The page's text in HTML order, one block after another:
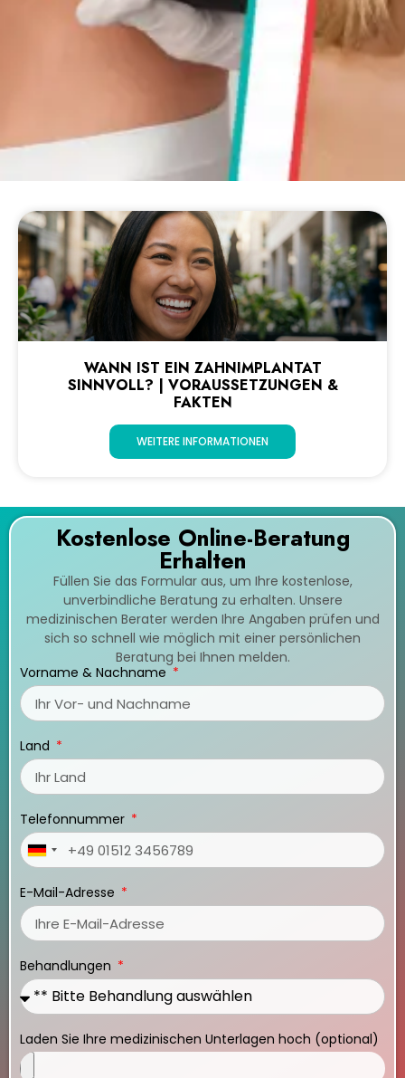
WANN IST EIN ZAHNIMPLANTAT
SINNVOLL? | VORAUSSETZUNGEN &
FAKTEN
WEITERE INFORMATIONEN
Kostenlose Online-Beratung
Erhalten
Füllen Sie das Formular aus, um Ihre kostenlose,
unverbindliche Beratung zu erhalten. Unsere
medizinischen Berater werden Ihre Angaben prüfen und
sich so schnell wie möglich mit einer persönlichen
Beratung bei Ihnen melden.
Vorname & Nachname
Land
Telefonnummer
Germany
E-Mail-Adresse
Behandlungen
Laden Sie Ihre medizinischen Unterlagen hoch (optional)